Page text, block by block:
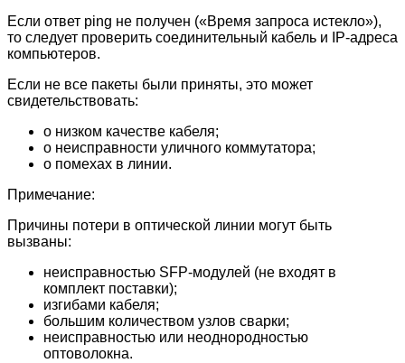
Если ответ ping не получен («Время запроса истекло»),
то следует проверить соединительный кабель и IP-адреса
компьютеров.
Если не все пакеты были приняты, это может
свидетельствовать:
о низком качестве кабеля;
о неисправности уличного коммутатора;
о помехах в линии.
Примечание:
Причины потери в оптической линии могут быть
вызваны:
неисправностью SFP-модулей (не входят в
комплект поставки);
изгибами кабеля;
большим количеством узлов сварки;
неисправностью или неоднородностью
оптоволокна.